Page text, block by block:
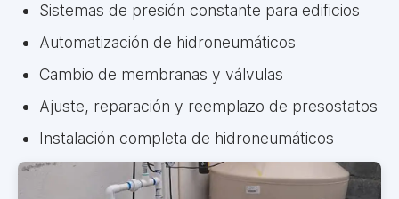
Sistemas de presión constante para edificios
Automatización de hidroneumáticos
Cambio de membranas y válvulas
Ajuste, reparación y reemplazo de presostatos
Instalación completa de hidroneumáticos